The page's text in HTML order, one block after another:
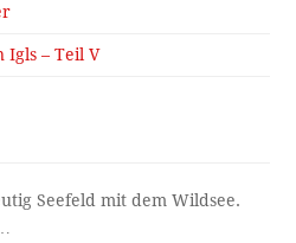
Igls – Teil V
Seefeld mit dem Wildsee.